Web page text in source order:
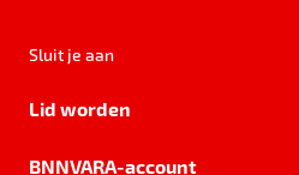
Sluit je aan
Lid worden
BNNVARA-account